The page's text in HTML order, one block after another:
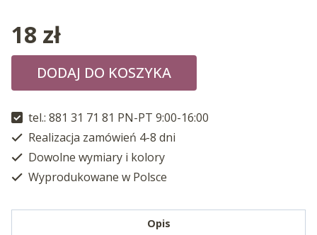
18 zł
DODAJ DO KOSZYKA
tel.: 881 31 71 81 PN-PT 9:00-16:00
Realizacja zamówień 4-8 dni
Dowolne wymiary i kolory
Wyprodukowane w Polsce
Opis